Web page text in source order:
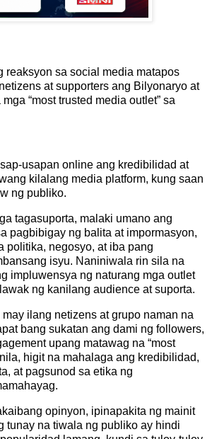
reaksyon sa social media matapos
at supporters ang Bilyonaryo at
“most trusted media outlet” sa
usapan online ang kredibilidad at
kilalang media platform, kung saan
ng publiko.
tagasuporta, malaki umano ang
pagbibigay ng balita at impormasyon,
politika, negosyo, at iba pang
isyu. Naniniwala rin sila na
impluwensya ng naturang mga outlet
ng kanilang audience at suporta.
ilang netizens at grupo naman na
bang sukatan ang dami ng followers,
upang matawag na “most
higit na mahalaga ang kredibilidad,
at pagsunod sa etika ng
opinyon, ipinapakita ng mainit
tunay na tiwala ng publiko ay hindi